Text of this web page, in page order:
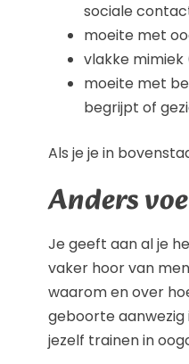
sociale
moeite met
vlakke mimiek
moeite met
begrijpt of
Als je je in
Anders
Je geeft aan al je
vaker hoor van
waarom en over
geboorte aanwezig
jezelf trainen in